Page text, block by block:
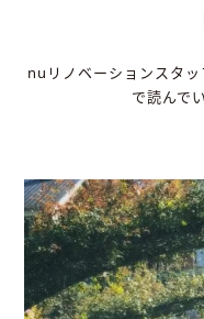
nuリノベーションスタッ
で読んで